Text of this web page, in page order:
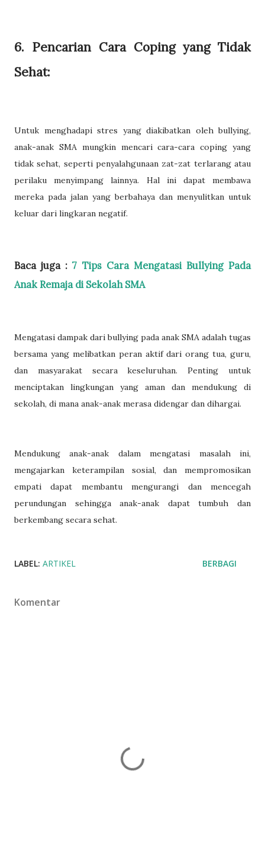
6. Pencarian Cara Coping yang Tidak
Sehat:
Untuk menghadapi stres yang diakibatkan oleh bullying,
anak-anak SMA mungkin mencari cara-cara coping yang
tidak sehat, seperti penyalahgunaan zat-zat terlarang atau
perilaku menyimpang lainnya. Hal ini dapat membawa
mereka pada jalan yang berbahaya dan menyulitkan untuk
keluar dari lingkaran negatif.
Baca juga :7 Tips Cara Mengatasi Bullying Pada
Anak Remaja di Sekolah SMA
Mengatasi dampak dari bullying pada anak SMA adalah tugas
bersama yang melibatkan peran aktif dari orang tua, guru,
dan masyarakat secara keseluruhan. Penting untuk
menciptakan lingkungan yang aman dan mendukung di
sekolah, di mana anak-anak merasa didengar dan dihargai.
Mendukung anak-anak dalam mengatasi masalah ini,
mengajarkan keterampilan sosial, dan mempromosikan
empati dapat membantu mengurangi dan mencegah
perundungan sehingga anak-anak dapat tumbuh dan
berkembang secara sehat.
LABEL: ARTIKEL BERBAGI
Komentar